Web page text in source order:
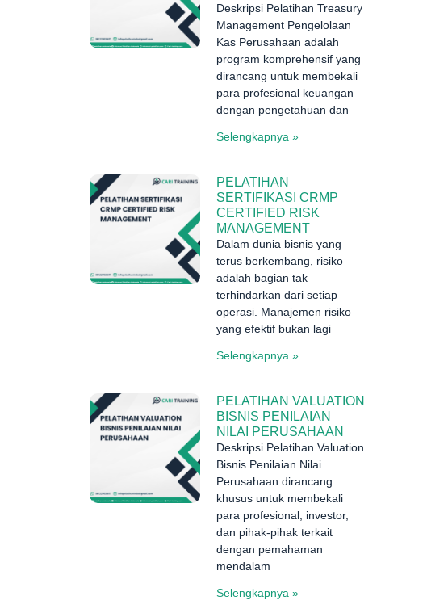
Deskripsi Pelatihan Treasury
Management Pengelolaan
Kas Perusahaan adalah
program komprehensif yang
dirancang untuk membekali
para profesional keuangan
dengan pengetahuan dan
Selengkapnya »
PELATIHAN
SERTIFIKASI CRMP
CERTIFIED RISK
MANAGEMENT
Dalam dunia bisnis yang
terus berkembang, risiko
adalah bagian tak
terhindarkan dari setiap
operasi. Manajemen risiko
yang efektif bukan lagi
Selengkapnya »
PELATIHAN VALUATION
BISNIS PENILAIAN
NILAI PERUSAHAAN
Deskripsi Pelatihan Valuation
Bisnis Penilaian Nilai
Perusahaan dirancang
khusus untuk membekali
para profesional, investor,
dan pihak-pihak terkait
dengan pemahaman
mendalam
Selengkapnya »